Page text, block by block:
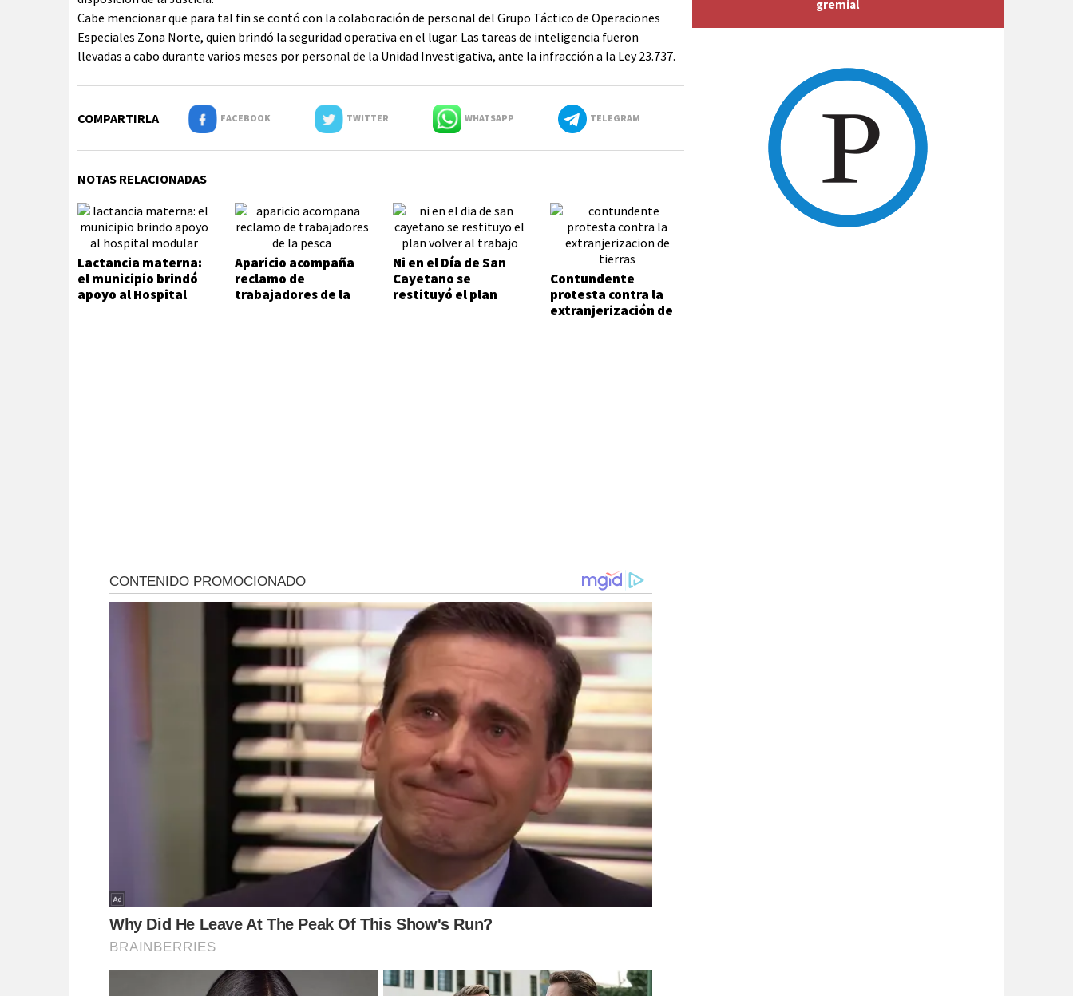
Cabe mencionar que para tal fin se contó con la colaboración de personal del Grupo Táctico de Operaciones
Especiales Zona Norte, quien brindó la seguridad operativa en el lugar. Las tareas de inteligencia fueron
llevadas a cabo durante varios meses por personal de la Unidad Investigativa, ante la infracción a la Ley 23.737.
COMPARTIRLA FACEBOOK TWITTER WHATSAPP TELEGRAM
NOTAS RELACIONADAS
Lactancia materna:
el municipio brindó
apoyo al Hospital
Aparicio acompaña
reclamo de
trabajadores de la
Ni en el Día de San
Cayetano se
restituyó el plan
Contundente
protesta contra la
extranjerización de
gremial